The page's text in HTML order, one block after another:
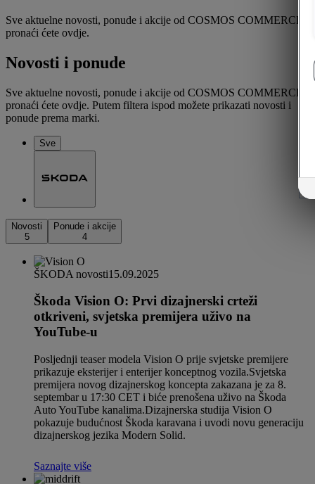
Sve aktuelne novosti, ponude i akcije od COSMOS COMMERCE
pronaći ćete ovdje.
Novosti i ponude
Sve aktuelne novosti, ponude i akcije od COSMOS COMMERCE
pronaći ćete ovdje. Putem filtera ispod možete prikazati novosti i
ponude prema marki.
Sve
Novosti
5
Ponude i akcije
4
ŠKODA novosti15.09.2025
Škoda Vision O: Prvi dizajnerski crteži
otkriveni, svjetska premijera uživo na
YouTube-u
Posljednji teaser modela Vision O prije svjetske premijere
prikazuje eksterijer i enterijer konceptnog vozila.Svjetska
premijera novog dizajnerskog koncepta zakazana je za 8.
septembar u 17:30 CET i biće prenošena uživo na Škoda
Auto YouTube kanalima.Dizajnerska studija Vision O
pokazuje budućnost Škoda karavana i uvodi novu generaciju
dizajnerskog jezika Modern Solid.
Saznajte više